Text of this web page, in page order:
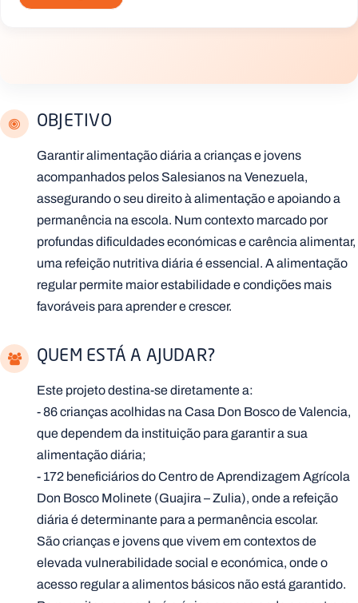
OBJETIVO
Garantir alimentação diária a crianças e jovens
acompanhados pelos Salesianos na Venezuela,
assegurando o seu direito à alimentação e apoiando a
permanência na escola. Num contexto marcado por
profundas dificuldades económicas e carência alimentar,
uma refeição nutritiva diária é essencial. A alimentação
regular permite maior estabilidade e condições mais
favoráveis para aprender e crescer.
QUEM ESTÁ A AJUDAR?
Este projeto destina-se diretamente a:
- 86 crianças acolhidas na Casa Don Bosco de Valencia,
que dependem da instituição para garantir a sua
alimentação diária;
- 172 beneficiários do Centro de Aprendizagem Agrícola
Don Bosco Molinete (Guajira – Zulia), onde a refeição
diária é determinante para a permanência escolar.
São crianças e jovens que vivem em contextos de
elevada vulnerabilidade social e económica, onde o
acesso regular a alimentos básicos não está garantido.